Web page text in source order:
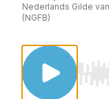
Nederlands Gilde
(NGFB)
Use